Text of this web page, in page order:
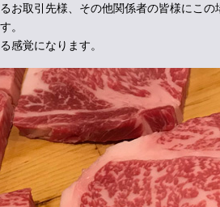
お取引先様、その他関係者の皆様にこの
。
感覚になります。